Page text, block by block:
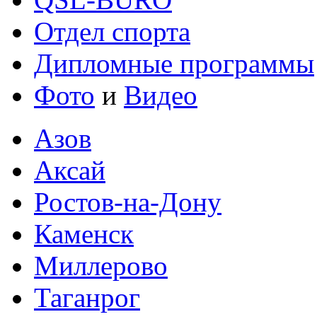
Отдел спорта
Дипломные программы
Фото и Видео
Азов
Аксай
Ростов-на-Дону
Каменск
Миллерово
Таганрог